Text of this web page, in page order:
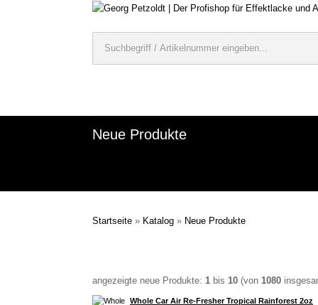
Neue Produkte
Startseite » Katalog » Neue Produkte
angezeigte neue Produkte: 1 bis 10 (von 1080
Whole Car Air Re-Fresher Tropical Rainforest 2oz